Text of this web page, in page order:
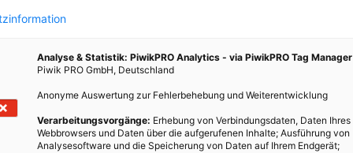
eine alte Socke stecken und am Ende gut verknoten. Dadurch verteilen
und Wäsche. – Photocredit: Elisabeth Demeter
Pflanze. Wir finden ihn an Hauswänden und Mauern, am
auch gerne an Bäumen hoch. Besonders gerne hat er eine
recht anspruchslos an seine Umwelt.
Analyse & Statistik: PiwikPRO Analytics - via PiwikPRO Tag Manager
Piwik PRO GmbH, Deutschland
Anonyme Auswertung zur Fehlerbehebung und Weiterentwicklung
Verarbeitungsvorgänge: Erhebung von Verbindungsdaten, Daten Ihres
Webbrowsers und Daten über die aufgerufenen Inhalte; Ausführung von
Analysesoftware und die Speicherung von Daten auf Ihrem Endgerät;